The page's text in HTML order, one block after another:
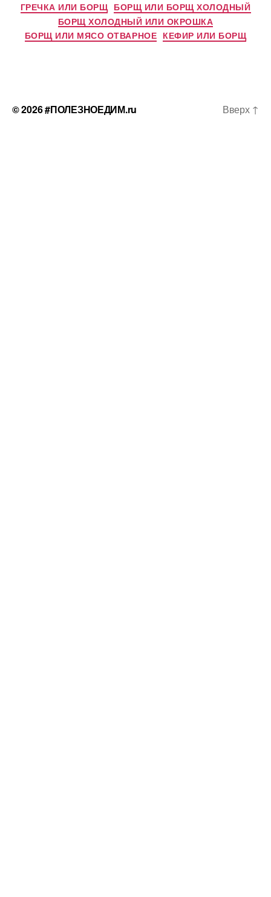
ГРЕЧКА ИЛИ БОРЩ БОРЩ ИЛИ БОРЩ ХОЛОДНЫЙ
БОРЩ ХОЛОДНЫЙ ИЛИ ОКРОШКА
БОРЩ ИЛИ МЯСО ОТВАРНОЕ КЕФИР ИЛИ БОРЩ
© 2026#ПОЛЕЗНОЕДИМ.ru Вверх ↑